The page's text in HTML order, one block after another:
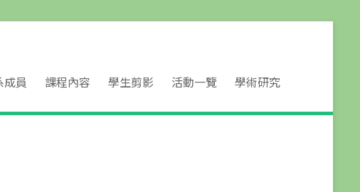
成員 課程內容 學生剪影 活動一覽 學術研究